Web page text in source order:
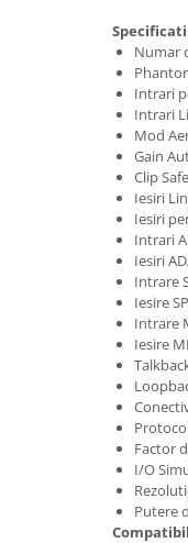
Moving Head-uri
Par Led si Pinspot
Scene şi Ring-uri de
Stative si schela lumini
Instrumente Muzicale
Chitare si bass
Instrumente cu arcus
Instrumente de
Instrumente de suflat
Instrumente si jucarii
Instrumente
Accesorii Pick-up si
Numar
Intrari
Intrari
Mod
Gain
Clip
Iesiri
Iesiri
Intrari
Iesiri
Intrare
Iesire
Intrare
Iesire
Factor
I/O
Putere